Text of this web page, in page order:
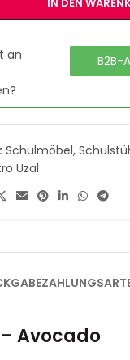
an
B2B-
Schulmöbel,
Uzal
Avocado